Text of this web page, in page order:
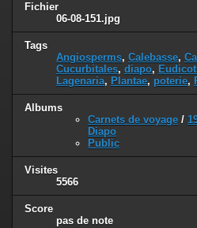
Fichier
06-08-151.jpg
Tags
Angiosperms, Calebasse,
Cucurbitales, diapo,
Lagenaria, Plantae, poterie,
Albums
Carnets de voyage /
Diapo
Public
Visites
5566
Score
pas de note